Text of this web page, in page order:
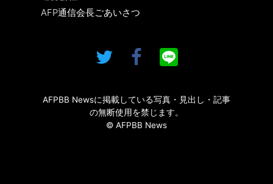
AFP通信会長ごあいさつ
AFPBB Newsに掲載している写真・見出し・記事
の無断使用を禁じます。
© AFPBB News